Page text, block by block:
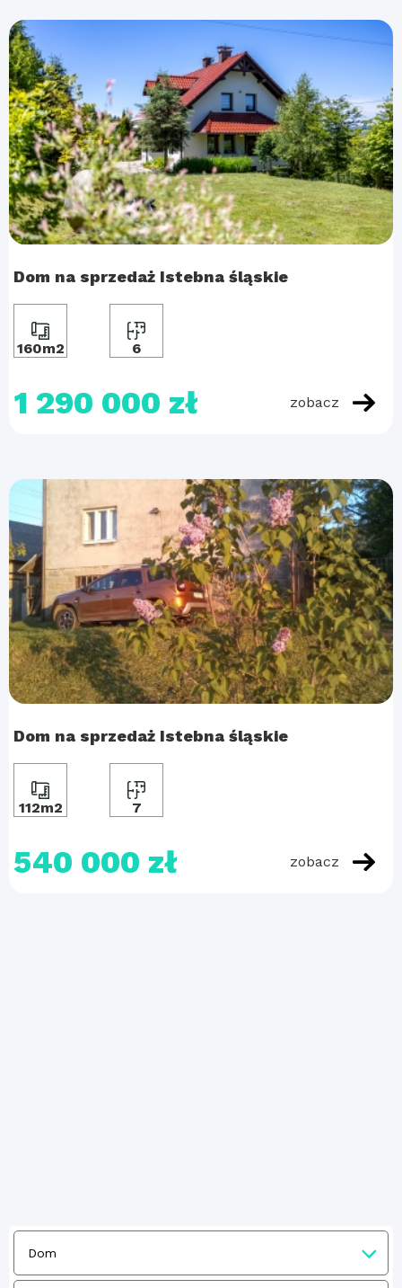
Dom na sprzedaż Istebna śląskie
160m2 6
1 290 000 zł zobacz
Dom na sprzedaż Istebna śląskie
112m2 7
540 000 zł zobacz